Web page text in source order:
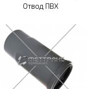
Отвод ПВХ